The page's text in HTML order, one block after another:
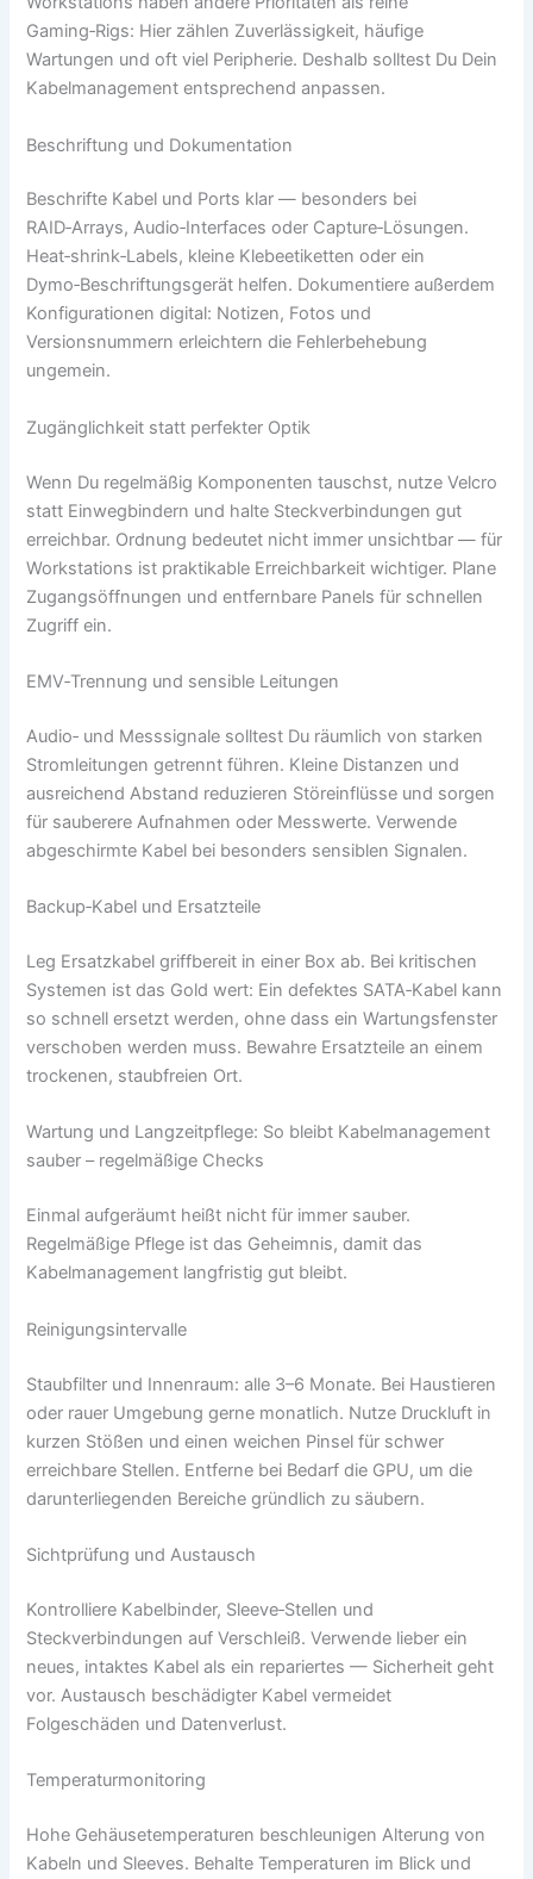
Gaming‑Rigs: Hier zählen Zuverlässigkeit, häufige
Wartungen und oft viel Peripherie. Deshalb solltest Du Dein
Kabelmanagement entsprechend anpassen.
Beschriftung und Dokumentation
Beschrifte Kabel und Ports klar — besonders bei
RAID‑Arrays, Audio‑Interfaces oder Capture‑Lösungen.
Heat‑shrink‑Labels, kleine Klebeetiketten oder ein
Dymo‑Beschriftungsgerät helfen. Dokumentiere außerdem
Konfigurationen digital: Notizen, Fotos und
Versionsnummern erleichtern die Fehlerbehebung
ungemein.
Zugänglichkeit statt perfekter Optik
Wenn Du regelmäßig Komponenten tauschst, nutze Velcro
statt Einwegbindern und halte Steckverbindungen gut
erreichbar. Ordnung bedeutet nicht immer unsichtbar — für
Workstations ist praktikable Erreichbarkeit wichtiger. Plane
Zugangsöffnungen und entfernbare Panels für schnellen
Zugriff ein.
EMV‑Trennung und sensible Leitungen
Audio‑ und Messsignale solltest Du räumlich von starken
Stromleitungen getrennt führen. Kleine Distanzen und
ausreichend Abstand reduzieren Störeinflüsse und sorgen
für sauberere Aufnahmen oder Messwerte. Verwende
abgeschirmte Kabel bei besonders sensiblen Signalen.
Backup‑Kabel und Ersatzteile
Leg Ersatzkabel griffbereit in einer Box ab. Bei kritischen
Systemen ist das Gold wert: Ein defektes SATA‑Kabel kann
so schnell ersetzt werden, ohne dass ein Wartungsfenster
verschoben werden muss. Bewahre Ersatzteile an einem
trockenen, staubfreien Ort.
Wartung und Langzeitpflege: So bleibt Kabelmanagement
sauber – regelmäßige Checks
Einmal aufgeräumt heißt nicht für immer sauber.
Regelmäßige Pflege ist das Geheimnis, damit das
Kabelmanagement langfristig gut bleibt.
Reinigungsintervalle
Staubfilter und Innenraum: alle 3–6 Monate. Bei Haustieren
oder rauer Umgebung gerne monatlich. Nutze Druckluft in
kurzen Stößen und einen weichen Pinsel für schwer
erreichbare Stellen. Entferne bei Bedarf die GPU, um die
darunterliegenden Bereiche gründlich zu säubern.
Sichtprüfung und Austausch
Kontrolliere Kabelbinder, Sleeve‑Stellen und
Steckverbindungen auf Verschleiß. Verwende lieber ein
neues, intaktes Kabel als ein repariertes — Sicherheit geht
vor. Austausch beschädigter Kabel vermeidet
Folgeschäden und Datenverlust.
Temperaturmonitoring
Hohe Gehäusetemperaturen beschleunigen Alterung von
Kabeln und Sleeves. Behalte Temperaturen im Blick und